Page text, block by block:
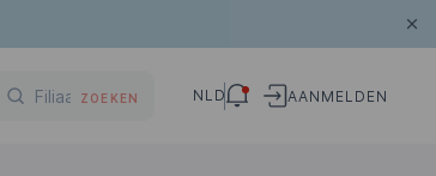
ZOEKEN NLD AANMELDEN